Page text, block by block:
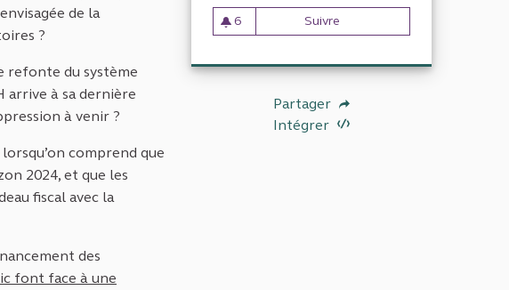
de la
?
refonte du système
arrive à sa dernière
à venir ?
comprend que
2024, et que les
fiscal avec la
des
font face à une
6
6 abonnés
Suivre
Partager
Intégrer